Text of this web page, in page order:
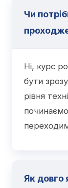
Чи
Ні, курс
бути
рівня
Як